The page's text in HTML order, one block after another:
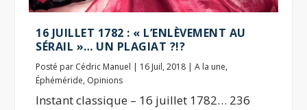
16 JUILLET 1782 : « L’ENLÈVEMENT AU
SÉRAIL »… UN PLAGIAT ?!?
Posté par Cédric Manuel | 16 Juil, 2018 |A la une,
Éphéméride, Opinions
Instant classique – 16 juillet 1782… 236